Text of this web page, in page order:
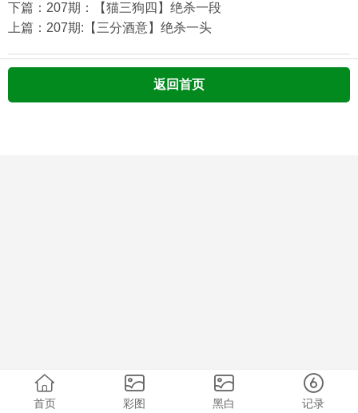
下篇：207期：【猫三狗四】绝杀一段
上篇：207期:【三分酒意】绝杀一头
返回首页
首页 彩图 黑白 记录